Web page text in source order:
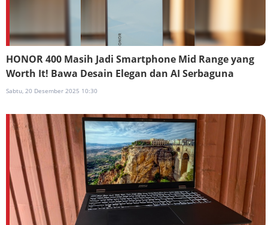
HONOR 400 Masih Jadi Smartphone Mid Range yang
Worth It! Bawa Desain Elegan dan AI Serbaguna
Sabtu, 20 Desember 2025 10:30